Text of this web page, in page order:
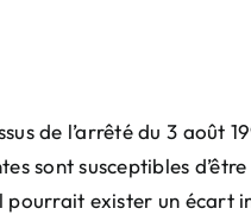
de l’arrêté du 3 août
sont susceptibles
pourrait exister un